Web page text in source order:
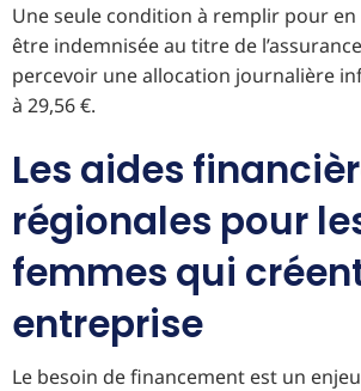
Une seule condition à remplir pour
être indemnisée au titre de
percevoir une allocation journalière
à 29,56 €.
Les aides
régionales pour
femmes qui
entreprise
Le besoin de financement est un